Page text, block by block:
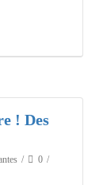
! Des
0